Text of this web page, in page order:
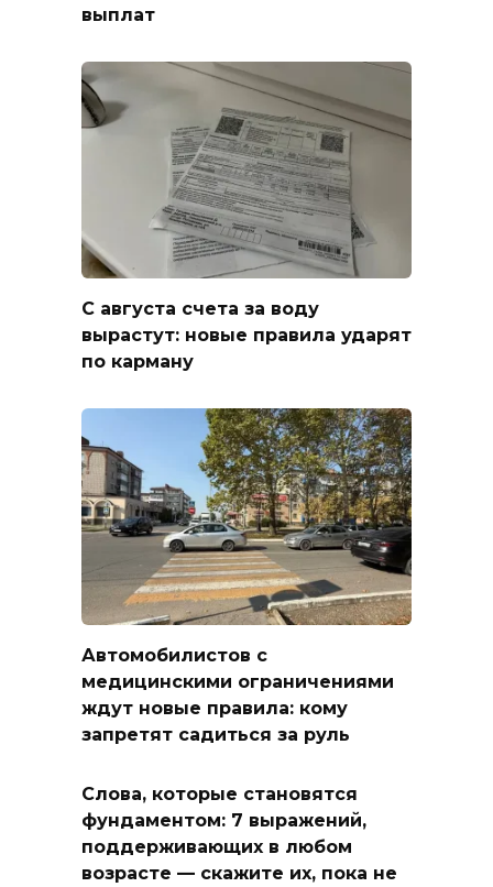
выплат
С августа счета за воду
вырастут: новые правила ударят
по карману
Автомобилистов с
медицинскими ограничениями
ждут новые правила: кому
запретят садиться за руль
Слова, которые становятся
фундаментом: 7 выражений,
поддерживающих в любом
возрасте — скажите их, пока не